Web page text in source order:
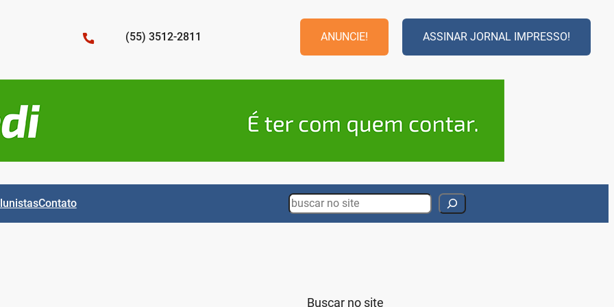
(55) 3512-2811 ANUNCIE! ASSINAR JORNAL IMPRESSO!
Contato Search
Buscar no site